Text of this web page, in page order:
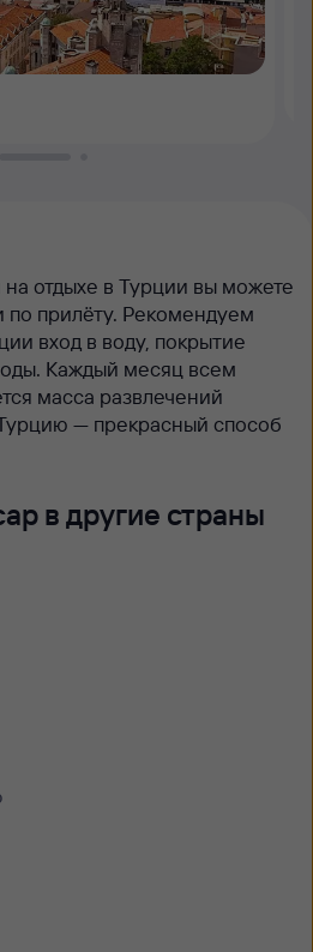
отдыхе в Турции вы можете
по прилёту. Рекомендуем
вход в воду, покрытие
Каждый месяц всем
масса развлечений
— прекрасный способ
в другие страны